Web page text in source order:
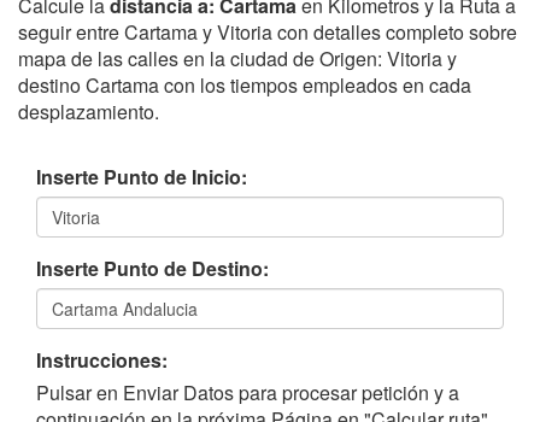
seguir entre Cartama y Vitoria con detalles completo sobre
mapa de las calles en la ciudad de Origen: Vitoria y
destino Cartama con los tiempos empleados en cada
desplazamiento.
Inserte Punto de Inicio:
Inserte Punto de Destino:
Instrucciones:
Pulsar en Enviar Datos para procesar petición y a